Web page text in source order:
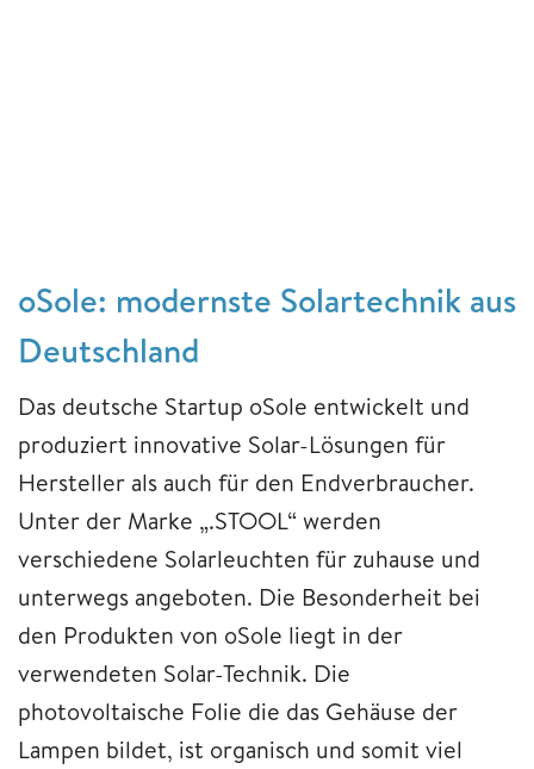
oSole: modernste Solartechnik aus
Deutschland
Das deutsche Startup oSole entwickelt und
produziert innovative Solar-Lösungen für
Hersteller als auch für den Endverbraucher.
Unter der Marke „.STOOL“ werden
verschiedene Solarleuchten für zuhause und
unterwegs angeboten. Die Besonderheit bei
den Produkten von oSole liegt in der
verwendeten Solar-Technik. Die
photovoltaische Folie die das Gehäuse der
Lampen bildet, ist organisch und somit viel